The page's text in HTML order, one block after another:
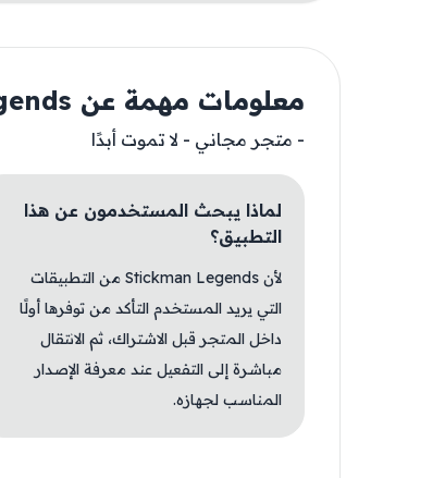
معلومات مهمة عن Stickman Legends
- متجر مجاني - لا تموت أبدًا
لماذا يبحث المستخدمون عن هذا
التطبيق؟
لأن Stickman Legends من التطبيقات
التي يريد المستخدم التأكد من توفرها أولًا
داخل المتجر قبل الاشتراك، ثم الانتقال
مباشرة إلى التفعيل عند معرفة الإصدار
المناسب لجهازه.